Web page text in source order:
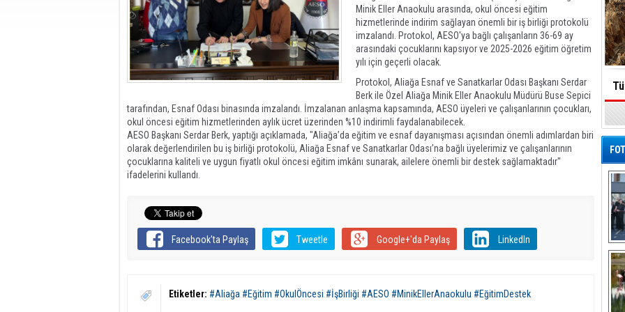
Minik Eller Anaokulu arasında, okul öncesi eğitim
hizmetlerinde indirim sağlayan önemli bir iş birliği protokolü
imzalandı. Protokol, AESO'ya bağlı çalışanların 36-69 ay
arasındaki çocuklarını kapsıyor ve 2025-2026 eğitim öğretim
yılı için geçerli olacak.
Protokol, Aliağa Esnaf ve Sanatkarlar Odası Başkanı Serdar
Berk ile Özel Aliağa Minik Eller Anaokulu Müdürü Buse Sepici
tarafından, Esnaf Odası binasında imzalandı. İmzalanan anlaşma kapsamında, AESO üyeleri ve çalışanlarının çocukları,
okul öncesi eğitim hizmetlerinden aylık ücret üzerinden %10 indirimli faydalanabilecek.
AESO Başkanı Serdar Berk, yaptığı açıklamada, "Aliağa’da eğitim ve esnaf dayanışması açısından önemli adımlardan biri
olarak değerlendirilen bu iş birliği protokolü, Aliağa Esnaf ve Sanatkarlar Odası’na bağlı üyelerimiz ve çalışanlarının
çocuklarına kaliteli ve uygun fiyatlı okul öncesi eğitim imkânı sunarak, ailelere önemli bir destek sağlamaktadır"
ifadelerini kullandı.
Facebook'ta Paylaş Tweetle Google+'da Paylaş LinkedIn
Etiketler: #Aliağa #Eğitim #OkulÖncesi #İşBirliği #AESO #MinikEllerAnaokulu #EğitimDestek